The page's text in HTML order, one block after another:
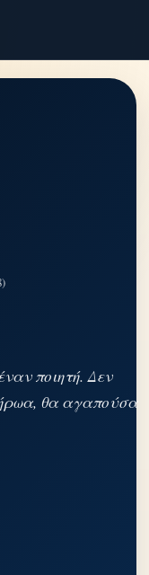
ποιητή. Δεν
θα αγαπούσα